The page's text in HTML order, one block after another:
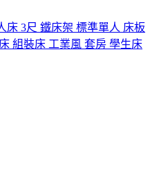
床 3尺 鐵床架 標準單人 床板
組裝床 工業風 套房 學生床